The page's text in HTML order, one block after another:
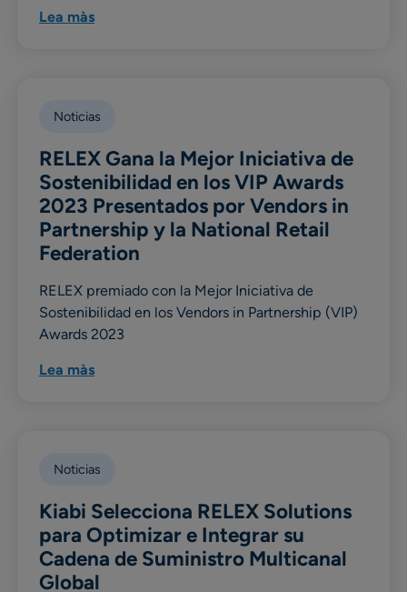
Lea màs
Noticias
RELEX Gana la Mejor Iniciativa de
Sostenibilidad en los VIP Awards
2023 Presentados por Vendors in
Partnership y la National Retail
Federation
RELEX premiado con la Mejor Iniciativa de
Sostenibilidad en los Vendors in Partnership (VIP)
Awards 2023
Lea màs
Noticias
Kiabi Selecciona RELEX Solutions
para Optimizar e Integrar su
Cadena de Suministro Multicanal
Global